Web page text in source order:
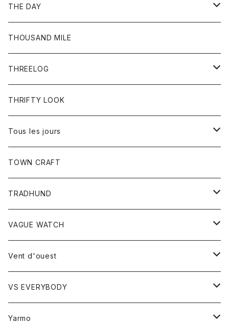
ワンピース
コート
Ｇジャン
ボトム
ジーンズ
ボトム
ショートパンツ
THE DAY
トップス
Tシャツ
THOUSAND MILE
THREELOG
トップス
Tシャツ
THRIFTY LOOK
Tous les jours
トップス
レディース
カットソー
TOWN CRAFT
TRADHUND
セーター
ベスト
VAGUE WATCH
時計
Vent d'ouest
ボトム
スカート
トップス
VS EVERYBODY
トップス
Yarmo